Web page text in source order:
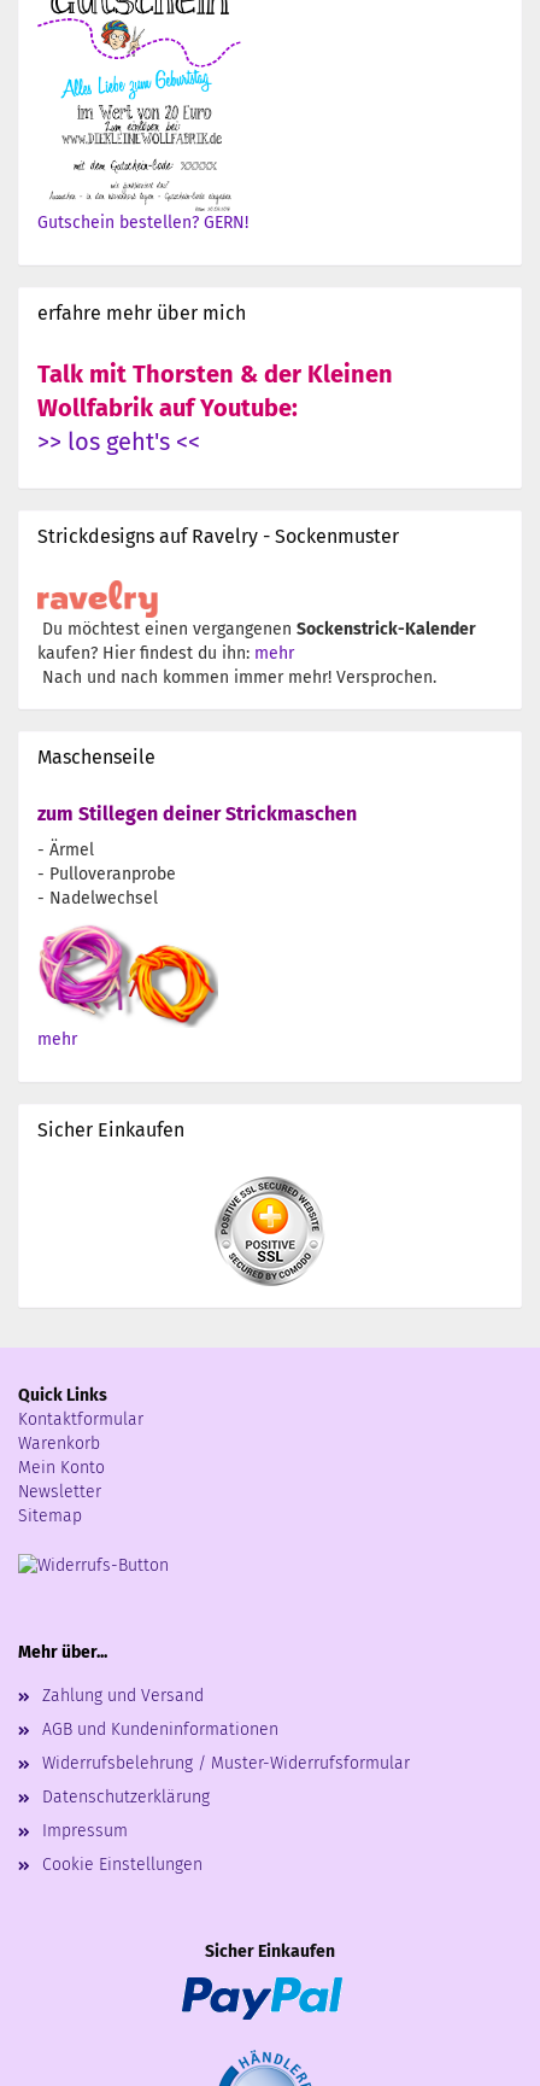
Gutschein bestellen? GERN!
erfahre mehr über mich
Talk mit Thorsten & der Kleinen
Wollfabrik auf Youtube:
>> los geht's <<
Strickdesigns auf Ravelry - Sockenmuster
Du möchtest einen vergangenen Sockenstrick-Kalender
kaufen? Hier findest du ihn: mehr
Nach und nach kommen immer mehr! Versprochen.
Maschenseile
zum Stillegen deiner Strickmaschen
- Ärmel
- Pulloveranprobe
- Nadelwechsel
mehr
Sicher Einkaufen
Quick Links
Kontaktformular
Warenkorb
Mein Konto
Newsletter
Sitemap
Mehr über...
Zahlung und Versand
AGB und Kundeninformationen
Widerrufsbelehrung / Muster-Widerrufsformular
Datenschutzerklärung
Impressum
Cookie Einstellungen
Sicher Einkaufen